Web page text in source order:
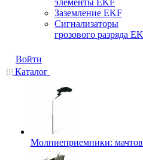
элементы EKF
Заземление EKF
Сигнализаторы
грозового разряда
Войти
Каталог
Молниеприемники: